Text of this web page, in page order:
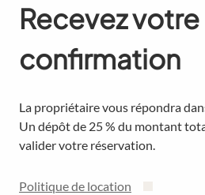
Recevez votre
confirmation
La propriétaire vous répondra
Un dépôt de 25 % du montant
valider votre réservation.
Politique de location